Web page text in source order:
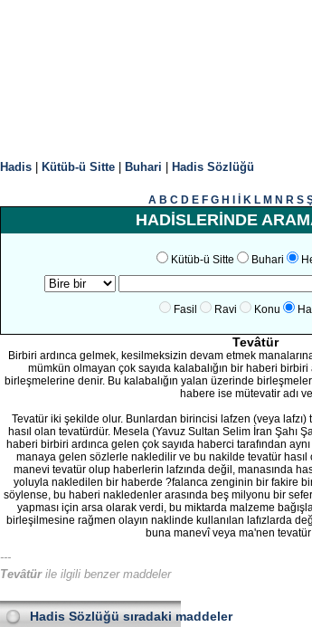
Hadis Kütüb-ü Sitte Buhari Hadis Sözlüğü
A B C D E F G H K L M N R S
HADİSLERİNDE
Kütüb-ü Sitte Buhari
Fasil Ravi Konu
Tevâtür
Birbiri ardınca gelmek, kesilmeksizin devam etmek
mümkün olmayan çok sayıda kalabalığın bir haberi
birleşmelerine denir. Bu kalabalığın yalan üzerinde
habere ise mütevatir adı
Tevatür iki şekilde olur. Bunlardan birincisi lafzen (veya
hasıl olan tevatürdür. Mesela (Yavuz Sultan Selim İran Şahı
haberi birbiri ardınca gelen çok sayıda haberci tarafından
manaya gelen sözlerle nakledilir ve bu nakilde tevatür hasıl
manevi tevatür olup haberlerin lafzında değil, manasında
yoluyla nakledilen bir haberde ?falanca zenginin bir fakire
söylense, bu haberi nakledenler arasında beş milyonu bir
yapması için arsa olarak verdi, bu miktarda malzeme
birleşilmesine rağmen olayın naklinde kullanılan lafızlarda
buna manevî veya ma'nen
---
Tevâtürile ilgili benzer maddeler
Hadis Sözlüğü sıradaki maddeler